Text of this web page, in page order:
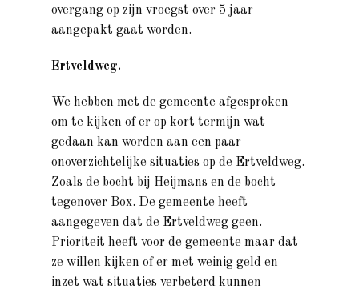
overgang op zijn vroegst over 5 jaar
aangepakt gaat worden.
Ertveldweg.
We hebben met de gemeente afgesproken
om te kijken of er op kort termijn wat
gedaan kan worden aan een paar
onoverzichtelijke situaties op de Ertveldweg.
Zoals de bocht bij Heijmans en de bocht
tegenover Box. De gemeente heeft
aangegeven dat de Ertveldweg geen.
Prioriteit heeft voor de gemeente maar dat
ze willen kijken of er met weinig geld en
inzet wat situaties verbeterd kunnen